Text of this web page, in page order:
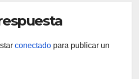
conectado para publicar un